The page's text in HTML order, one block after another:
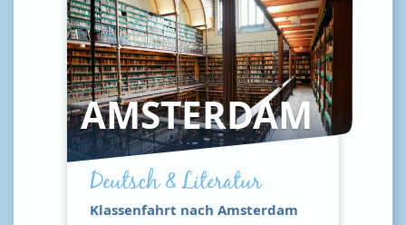
AMSTERDAM
Deutsch & Literatur
Klassenfahrt nach Amsterdam